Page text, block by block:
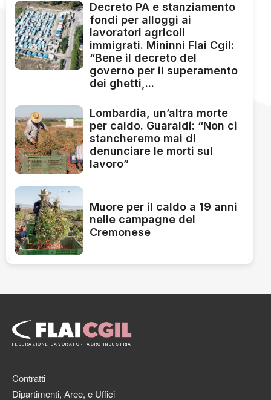
Decreto PA e stanziamento
fondi per alloggi ai
lavoratori agricoli
immigrati. Mininni Flai Cgil:
“Bene il decreto del
governo per il superamento
dei ghetti,...
Lombardia, un’altra morte
per caldo. Guaraldi: “Non ci
stancheremo mai di
denunciare le morti sul
lavoro”
Muore per il caldo a 19 anni
nelle campagne del
Cremonese
FEDERAZIONE LAVORATORI AGRO INDUSTRIA
Contratti
Dipartimenti, Aree, e Uffici